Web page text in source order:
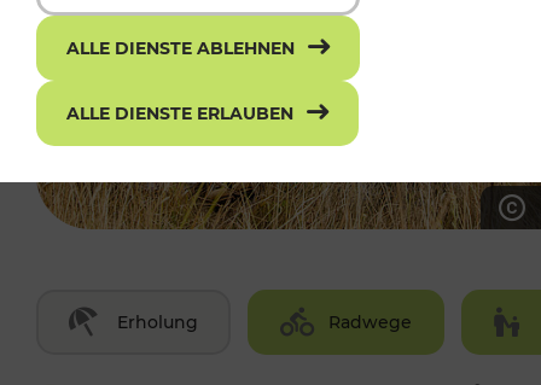
Erholung Radwege
ALLE DIENSTE ABLEHNEN
ALLE DIENSTE ERLAUBEN